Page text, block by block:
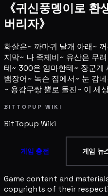
《귀신풍뎅이로 환
버리자》
화살은~ 까마귀 날개 아래~
지막~ 나 족제비~ 유산은 무
테~ 300은 엄마한테~ 장군게
뱀장어~ 녹슨 집에서~ 눈 감
~ 용감무쌍 뿔로 돌진~ 이 세
BITTOPUP WIKI
BitTopup Wiki
게임 충전 게임 뉴
Game content and
copyrights of their